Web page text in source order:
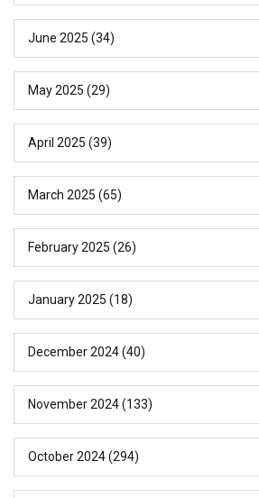
June 2025 (34)
May 2025 (29)
April 2025 (39)
March 2025 (65)
February 2025 (26)
January 2025 (18)
December 2024(40)
November 2024(133)
October 2024(294)